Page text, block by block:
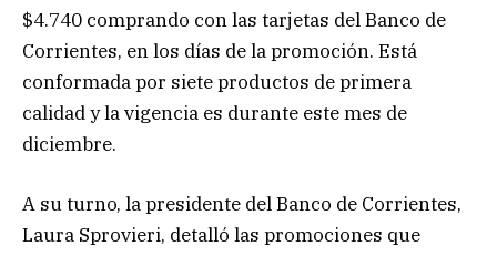
$4.740 comprando con las tarjetas del Banco de
Corrientes, en los días de la promoción. Está
conformada por siete productos de primera
calidad y la vigencia es durante este mes de
diciembre.
A su turno, la presidente del Banco de Corrientes,
Laura Sprovieri, detalló las promociones que